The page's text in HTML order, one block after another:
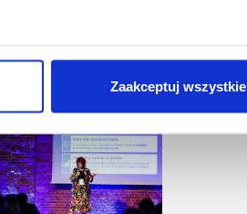
Zaakceptuj wszystkie